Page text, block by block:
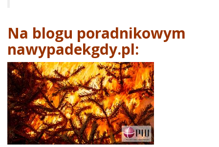
Na blogu poradnikowym
nawypadekgdy.pl: